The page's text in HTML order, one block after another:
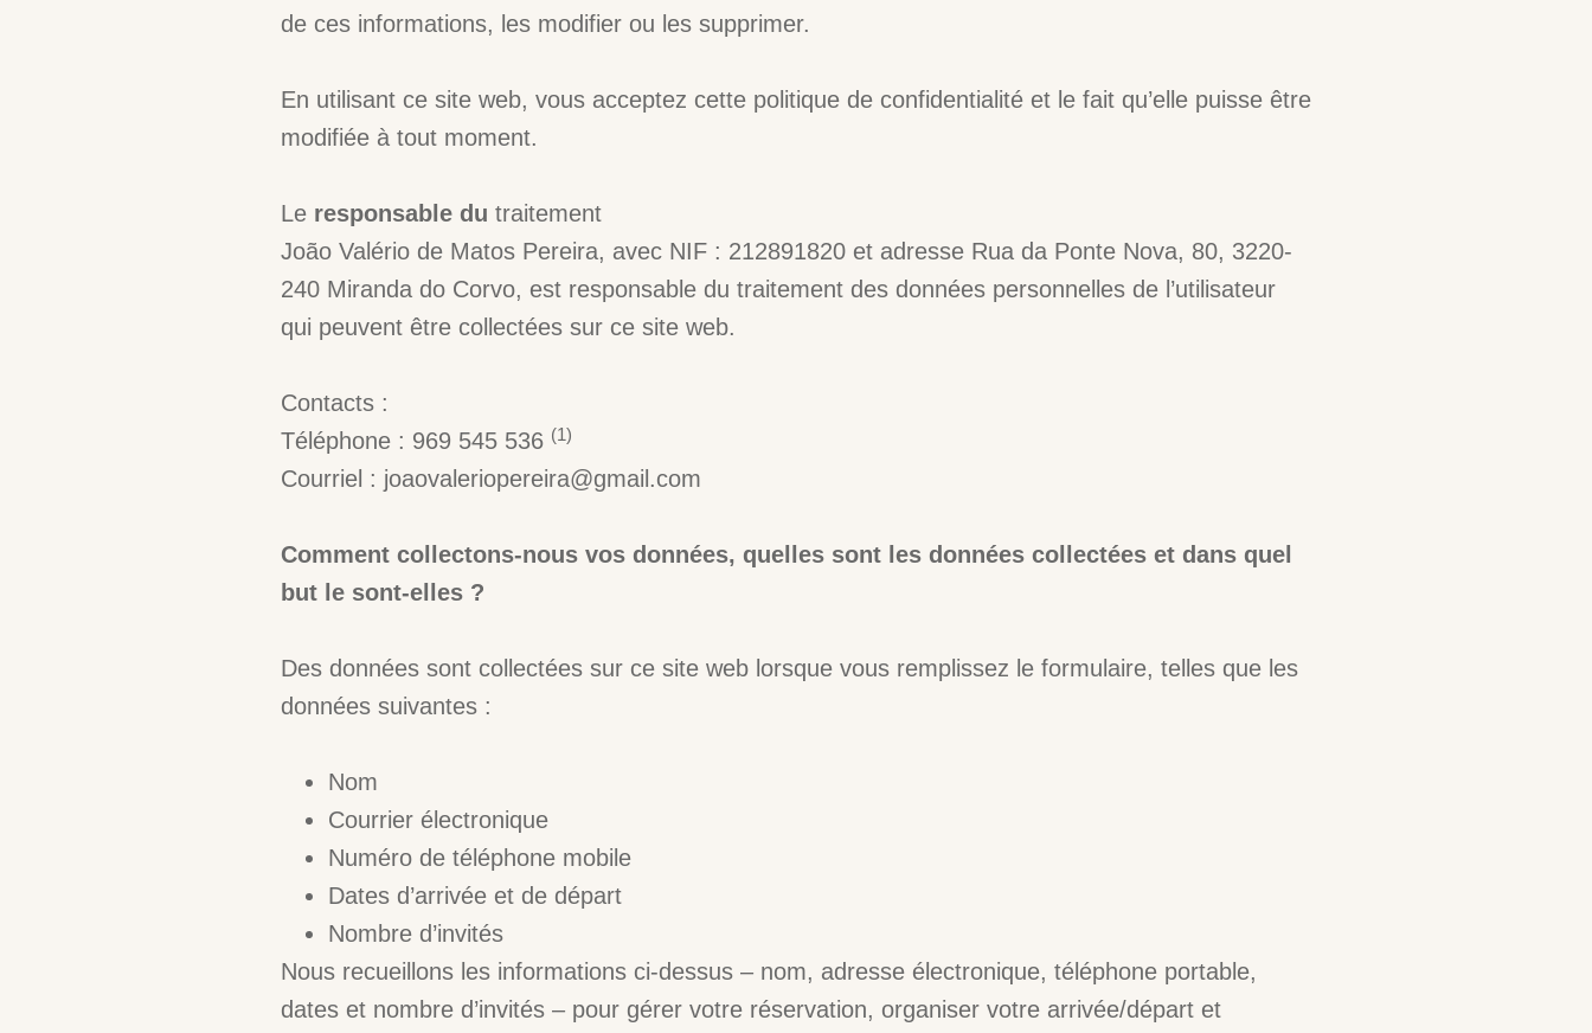
de ces informations, les modifier ou les supprimer.
En utilisant ce site web, vous acceptez cette politique de confidentialité et le fait qu’elle puisse être
modifiée à tout moment.
Le responsable du traitement
João Valério de Matos Pereira, avec NIF : 212891820 et adresse Rua da Ponte Nova, 80, 3220-
240 Miranda do Corvo, est responsable du traitement des données personnelles de l’utilisateur
qui peuvent être collectées sur ce site web.
Contacts :
Téléphone : 969 545 536 (1)
Courriel : joaovaleriopereira@gmail.com
Comment collectons-nous vos données, quelles sont les données collectées et dans quel
but le sont-elles ?
Des données sont collectées sur ce site web lorsque vous remplissez le formulaire, telles que les
données suivantes :
Nom
Courrier électronique
Numéro de téléphone mobile
Dates d’arrivée et de départ
Nombre d’invités
Nous recueillons les informations ci-dessus – nom, adresse électronique, téléphone portable,
dates et nombre d’invités – pour gérer votre réservation, organiser votre arrivée/départ et